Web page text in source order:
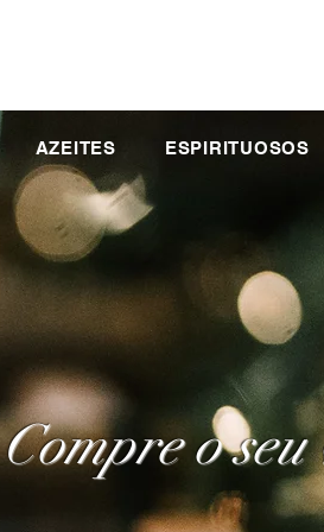
AZEITES ESPIRITUOSOS
Compre o